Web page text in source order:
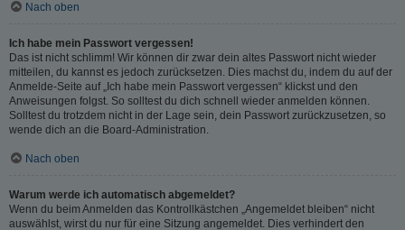
Nach oben
Ich habe mein Passwort vergessen!
Das ist nicht schlimm! Wir können dir zwar dein altes Passwort nicht wieder
mitteilen, du kannst es jedoch zurücksetzen. Dies machst du, indem du auf der
Anmelde-Seite auf „Ich habe mein Passwort vergessen“ klickst und den
Anweisungen folgst. So solltest du dich schnell wieder anmelden können.
Solltest du trotzdem nicht in der Lage sein, dein Passwort zurückzusetzen, so
wende dich an die Board-Administration.
Nach oben
Warum werde ich automatisch abgemeldet?
Wenn du beim Anmelden das Kontrollkästchen „Angemeldet bleiben“ nicht
auswählst, wirst du nur für eine Sitzung angemeldet. Dies verhindert den